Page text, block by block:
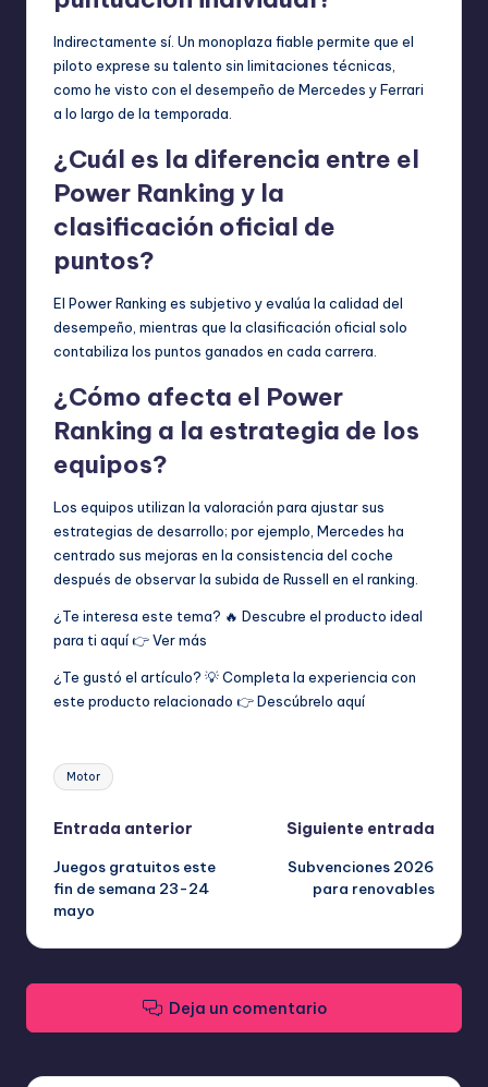
Indirectamente sí. Un monoplaza fiable permite que el
piloto exprese su talento sin limitaciones técnicas,
como he visto con el desempeño de Mercedes y Ferrari
a lo largo de la temporada.
¿Cuál es la diferencia entre el
Power Ranking y la
clasificación oficial de
puntos?
El Power Ranking es subjetivo y evalúa la calidad del
desempeño, mientras que la clasificación oficial solo
contabiliza los puntos ganados en cada carrera.
¿Cómo afecta el Power
Ranking a la estrategia de los
equipos?
Los equipos utilizan la valoración para ajustar sus
estrategias de desarrollo; por ejemplo, Mercedes ha
centrado sus mejoras en la consistencia del coche
después de observar la subida de Russell en el ranking.
¿Te interesa este tema? 🔥 Descubre el producto ideal
para ti aquí 👉Ver más
¿Te gustó el artículo? 💡 Completa la experiencia con
este producto relacionado 👉Descúbrelo aquí
Etiquetas:
Motor
Navegación
de
entradas
Entrada anterior
Juegos gratuitos este
fin de semana 23-24
mayo
Siguiente entrada
Subvenciones 2026
para renovables
Deja un comentario